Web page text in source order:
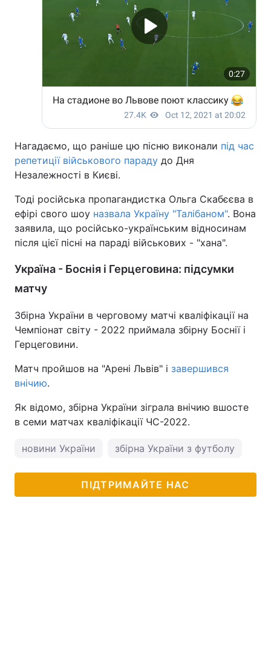
Тема оформлення
Нагадаємо, що раніше цю пісню виконали під час
репетиції військового параду до Дня
Незалежності в Києві.
Тоді російська пропагандистка Ольга Скабєєва в
ефірі свого шоу назвала Україну "Талібаном". Вона
заявила, що російсько-українським відносинам
після цієї пісні на параді військових - "хана".
Україна - Боснія і Герцеговина: підсумки
матчу
Збірна України в черговому матчі кваліфікації на
Чемпіонат світу - 2022 приймала збірну Боснії і
Герцеговини.
Матч пройшов на "Арені Львів" і завершився
внічию.
Як відомо, збірна України зіграла внічию вшосте
в семи матчах кваліфікації ЧС-2022.
новини України збірна України з футболу
ПІДТРИМАЙТЕ НАС